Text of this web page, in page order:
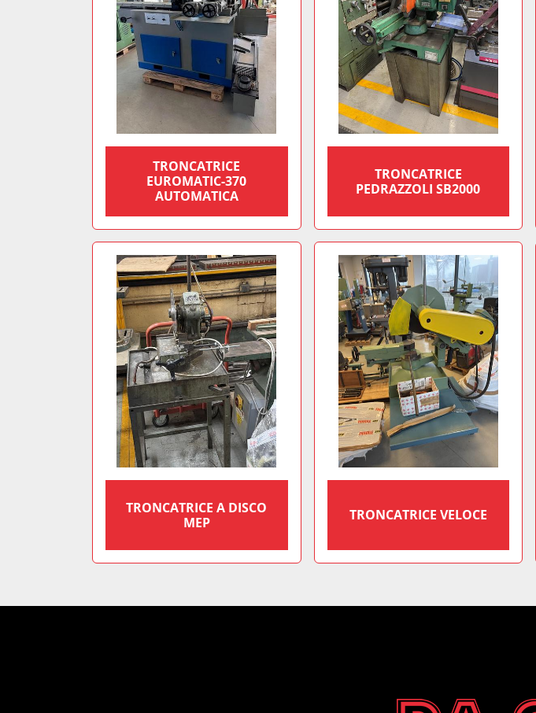
TRONCATRICE
EUROMATIC-370
AUTOMATICA
TRONCATRICE
PEDRAZZOLI SB2000
TRONCATRICE A DISCO
MEP
TRONCATRICE VELOCE